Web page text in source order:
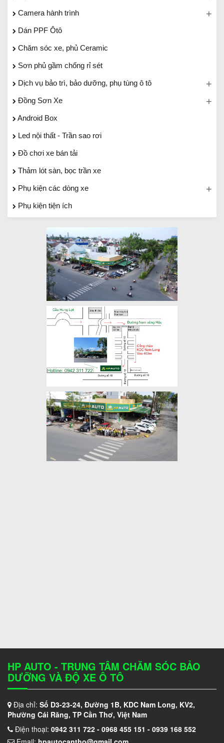
Camera hành trình
Dán PPF Ôtô
Chăm sóc xe, phủ Ceramic
Sơn phủ gầm chống rỉ sét
Dịch vụ bảo trì, bảo dưỡng, phụ tùng ô tô
Đồng Sơn Xe
Android Box
Led nội thất - Trần sao rơi
Đồ chơi xe bán tải
Thảm lót sàn, bọc trần xe
Phụ kiện các dòng xe
Phụ kiện tiện ích
HP AUTO - TRUNG TÂM CHĂM SÓC BẢO
DƯỠNG VÀ ĐỘ XE Ô TÔ
Địa chỉ: Số D3-23-24, Đường 1B, KDC Nam Long, KV2,
Phường Cái Răng, TP Cần Thơ, Việt Nam
Điện thoại: 0942 311 722 - 0968 455 151 - 0939 168 552